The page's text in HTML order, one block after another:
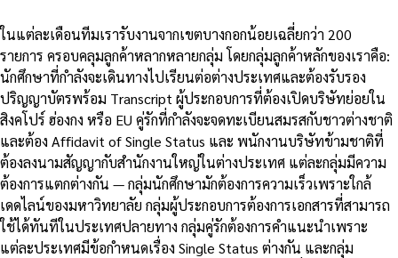
ในแต่ละเดือนทีมเรารับงานจากเขตบางกอกน้อยเฉลี่ยกว่า 200
รายการ ครอบคลุมลูกค้าหลากหลายกลุ่ม โดยกลุ่มลูกค้าหลักของเราคือ:
นักศึกษาที่กำลังจะเดินทางไปเรียนต่อต่างประเทศและต้องรับรอง
ปริญญาบัตรพร้อม Transcript ผู้ประกอบการที่ต้องเปิดบริษัทย่อยใน
สิงคโปร์ ฮ่องกง หรือ EU คู่รักที่กำลังจะจดทะเบียนสมรสกับชาวต่างชาติ
และต้อง Affidavit of Single Status และ พนักงานบริษัทข้ามชาติที่
ต้องลงนามสัญญากับสำนักงานใหญ่ในต่างประเทศ แต่ละกลุ่มมีความ
ต้องการแตกต่างกัน — กลุ่มนักศึกษามักต้องการความเร็วเพราะใกล้
เดดไลน์ของมหาวิทยาลัย กลุ่มผู้ประกอบการต้องการเอกสารที่สามารถ
ใช้ได้ทันทีในประเทศปลายทาง กลุ่มคู่รักต้องการคำแนะนำเพราะ
แต่ละประเทศมีข้อกำหนดเรื่อง Single Status ต่างกัน และกลุ่ม